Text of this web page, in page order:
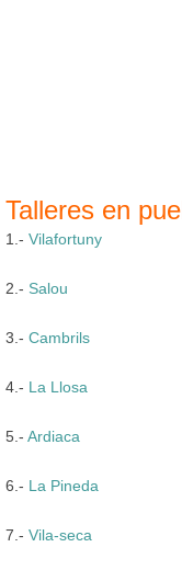
Talleres en
1.- Vilafortuny
2.- Salou
3.- Cambrils
4.- La Llosa
5.- Ardiaca
6.- La Pineda
7.- Vila-seca